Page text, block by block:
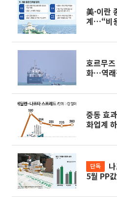
美·이란
계…“비
호르무
화…역래
중동 효
화업계
단독
5월 PP